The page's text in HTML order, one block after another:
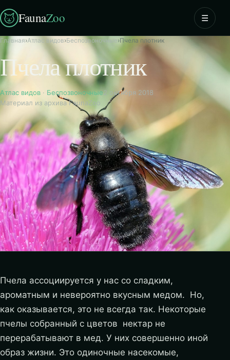
FaunaZoo ☰
Главная›Атлас видов›Беспозвоночные›Пчела плотник
Пчела плотник
Атлас видов · Беспозвоночные2 октября 2018
Материал из архива FaunaZoo
Пчела ассоциируется у нас со сладким,
ароматным и невероятно вкусным медом. Но,
как оказывается, это не всегда так. Некоторые
пчелы собранный с цветов нектар не
перерабатывают в мед. У них совершенно иной
образ жизни. Это одиночные насекомые,